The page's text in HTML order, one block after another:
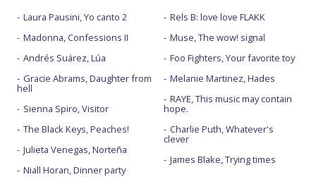
Laura Pausini, Yo canto 2
Madonna, Confessions II
Andrés Suárez, Lúa
Gracie Abrams, Daughter from
hell
Sienna Spiro, Visitor
The Black Keys, Peaches!
Julieta Venegas, Norteña
Niall Horan, Dinner party
Rels B: love love FLAKK
Muse, The wow! signal
Foo Fighters, Your favorite toy
Melanie Martinez, Hades
RAYE, This music may contain
hope.
Charlie Puth, Whatever's
clever
James Blake, Trying times